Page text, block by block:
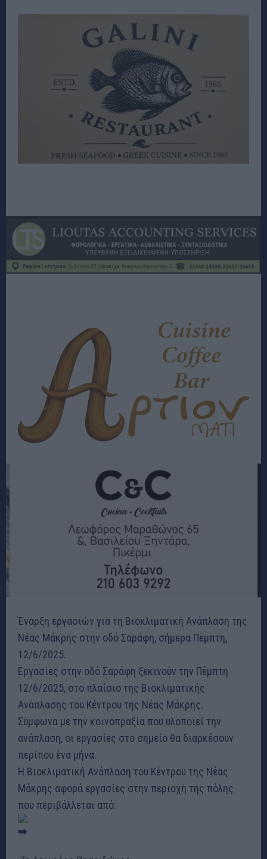
Έναρξη εργασιών για τη Βιοκλιματική Ανάπλαση της
Νέας Μάκρης στην οδό Σαράφη, σήμερα Πέμπτη,
12/6/2025.
Εργασίες στην οδό Σαράφη ξεκινούν την Πέμπτη
12/6/2025, στο πλαίσιο της Βιοκλιματικής
Ανάπλασης του Κέντρου της Νέας Μάκρης.
Σύμφωνα με την κοινοπραξία που υλοποιεί την
ανάπλαση, οι εργασίες στο σημείο θα διαρκέσουν
περίπου ένα μήνα.
Η Βιοκλιματική Ανάπλαση του Κέντρου της Νέας
Μάκρης αφορά εργασίες στην περιοχή της πόλης
που περιβάλλεται από: